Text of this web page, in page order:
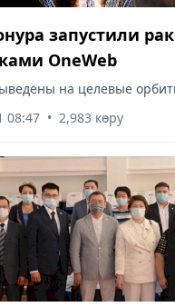
запустили
OneWeb
на целевые
08:47 • 2,983 көру